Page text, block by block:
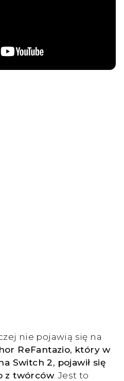
nie pojawią się na
ReFantazio, który w
Switch 2, pojawił się
z twórców. Jest to